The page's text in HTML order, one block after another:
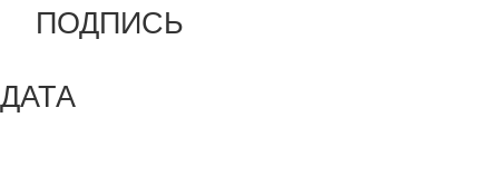
ПОДПИСЬ
ДАТА